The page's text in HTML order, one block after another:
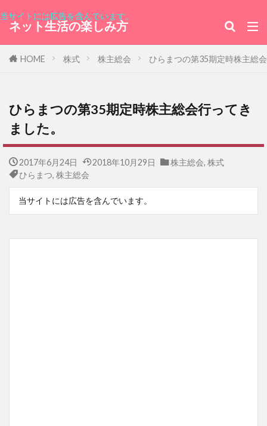
当サイトには広告を含んでいます。
ネット生活の楽しみ方
HOME 株式 株主総会 ひらまつの第35期定時株主総
ひらまつの第35期定時株主総会行ってき
ました。
2017年6月24日 2018年10月29日 株主総会, 株式
ひらまつ, 株主総会
当サイトには広告を含んでいます。